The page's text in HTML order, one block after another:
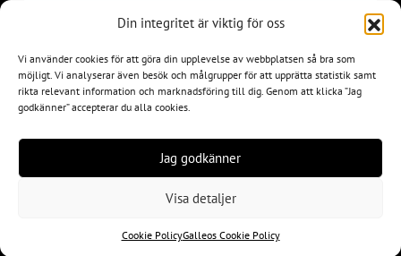
Din integritet är viktig för oss
Vi använder cookies för att göra din upplevelse av webbplatsen så bra som
möjligt. Vi analyserar även besök och målgrupper för att upprätta statistik samt
rikta relevant information och marknadsföring till dig. Genom att klicka ”Jag
godkänner” accepterar du alla cookies.
Jag godkänner
Visa detaljer
Cookie PolicyGalleos Cookie Policy
Boka hembesök
igenom era önskemål för renoveringen av
badrummet för en kostnadsfritt offert.
© Galleo 2022. Produktion Ellary.